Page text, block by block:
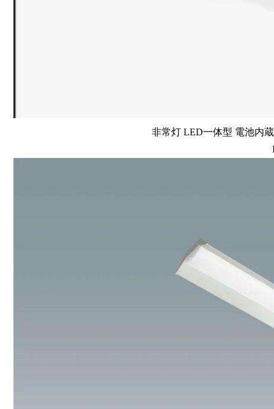
非常灯 LED一体型 電池内